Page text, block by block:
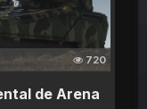
720
de Arena